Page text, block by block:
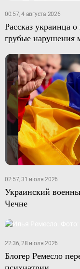
00:57, 4 августа 2026
Рассказ украинца
грубые нарушения
02:57, 31 июля 2026
Украинский
Чечне
22:36, 28 июля 2026
Блогер Ремесло